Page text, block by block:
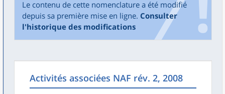
Le contenu de cette nomenclature a été modifié
depuis sa première mise en ligne. Consulter
l'historique des modifications
Activités associées NAF rév. 2, 2008